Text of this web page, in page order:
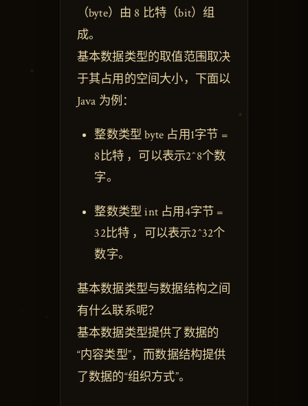
（byte）由 8 比特（bit）组
成。
基本数据类型的取值范围取决
于其占用的空间大小，下面以
Java 为例：
整数类型 byte 占用1字节 =
8比特 ，可以表示2^8个数
字。
整数类型 int 占用4字节 =
32比特 ，可以表示2^32个
数字。
基本数据类型与数据结构之间
有什么联系呢？
基本数据类型提供了数据的
“内容类型”，而数据结构提供
了数据的“组织方式”。